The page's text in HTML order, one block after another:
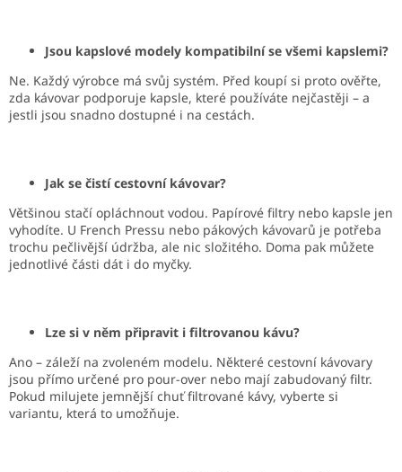
Jsou kapslové modely kompatibilní se všemi kapslemi?
Ne. Každý výrobce má svůj systém. Před koupí si proto ověřte,
zda kávovar podporuje kapsle, které používáte nejčastěji – a
jestli jsou snadno dostupné i na cestách.
Jak se čistí cestovní kávovar?
Většinou stačí opláchnout vodou. Papírové filtry nebo kapsle jen
vyhodíte. U French Pressu nebo pákových kávovarů je potřeba
trochu pečlivější údržba, ale nic složitého. Doma pak můžete
jednotlivé části dát i do myčky.
Lze si v něm připravit i filtrovanou kávu?
Ano – záleží na zvoleném modelu. Některé cestovní kávovary
jsou přímo určené pro pour-over nebo mají zabudovaný filtr.
Pokud milujete jemnější chuť filtrované kávy, vyberte si
variantu, která to umožňuje.